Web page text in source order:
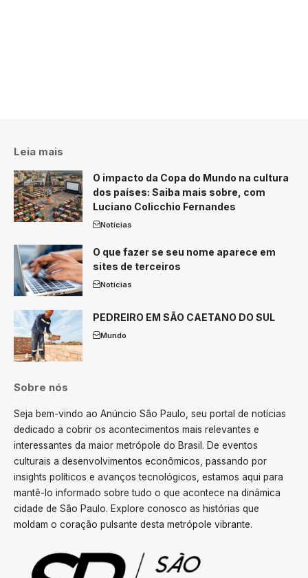
Leia mais
O impacto da Copa do Mundo na cultura
dos países: Saiba mais sobre, com
Luciano Colicchio Fernandes
Notícias
O que fazer se seu nome aparece em
sites de terceiros
Notícias
PEDREIRO EM SÃO CAETANO DO SUL
Mundo
Sobre nós
Seja bem-vindo ao Anúncio São Paulo, seu portal de notícias
dedicado a cobrir os acontecimentos mais relevantes e
interessantes da maior metrópole do Brasil. De eventos
culturais a desenvolvimentos econômicos, passando por
insights políticos e avanços tecnológicos, estamos aqui para
mantê-lo informado sobre tudo o que acontece na dinâmica
cidade de São Paulo. Explore conosco as histórias que
moldam o coração pulsante desta metrópole vibrante.